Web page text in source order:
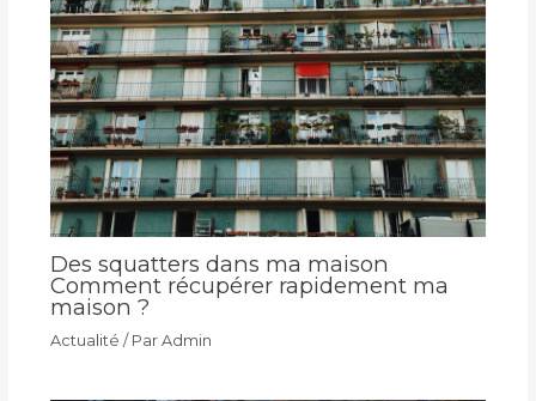
Des squatters dans ma maison
Comment récupérer rapidement ma
maison ?
Actualité / Par Admin